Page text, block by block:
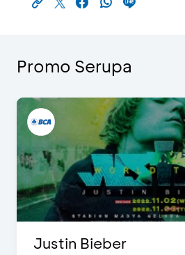
Promo Serupa
Justin Bieber